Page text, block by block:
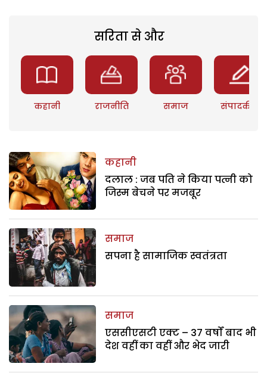
सरिता से और
कहानी राजनीति समाज संपादकीय
कहानी
दलाल : जब पति ने किया पत्नी को
जिस्म बेचने पर मजबूर
समाज
सपना है सामाजिक स्वतंत्रता
समाज
एससीएसटी एक्ट – 37 वर्षों बाद भी
देश वहीं का वहीं और भेद जारी